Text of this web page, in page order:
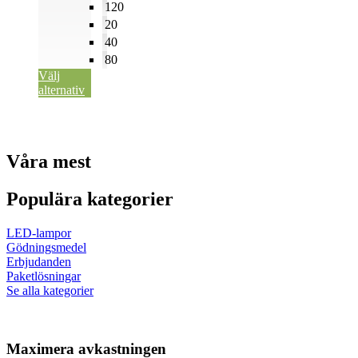
120
20
40
80
Välj
alternativ
Våra mest
Populära kategorier
LED-lampor
Gödningsmedel
Erbjudanden
Paketlösningar
Se alla kategorier
Maximera avkastningen